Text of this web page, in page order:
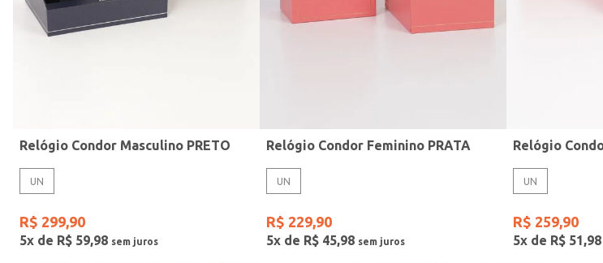
Relógio Condor Masculino PRETO
UN
R$ 299,90
5x de R$ 59,98
Relógio Condor Feminino PRATA
UN
R$ 229,90
5x de R$ 45,98
Relógio
UN
R$ 259,90
5x de R$ 51,98